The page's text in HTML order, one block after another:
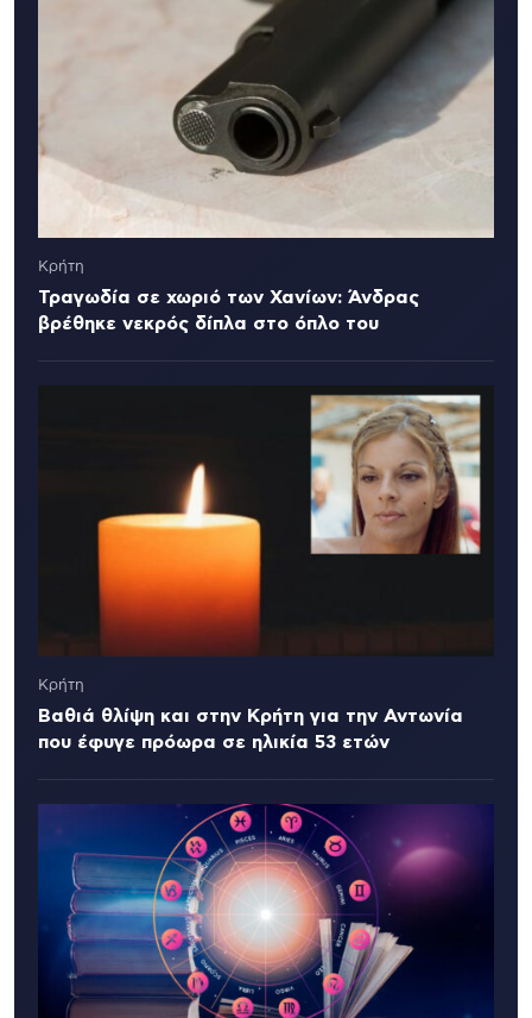
Κρήτη
Τραγωδία σε χωριό των Χανίων: Άνδρας
βρέθηκε νεκρός δίπλα στο όπλο του
Κρήτη
Βαθιά θλίψη και στην Κρήτη για την Αντωνία
που έφυγε πρόωρα σε ηλικία 53 ετών